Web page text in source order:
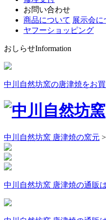
お問い合わせ
商品について 展示会に
ヤフーショッピング
おしらせInformation
中川自然坊窯の唐津焼をお
中川自然坊窯 唐津焼の窯元 >
中川自然坊窯 唐津焼の通販